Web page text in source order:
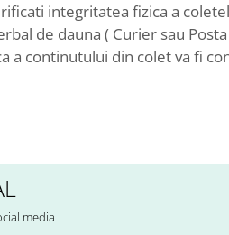
integritatea fizica a
de dauna ( Curier sau
continutului din colet va fi
media